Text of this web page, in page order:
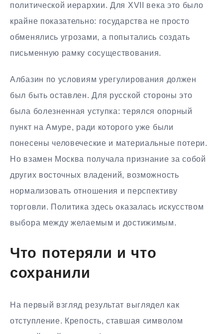
политической иерархии. Для XVII века это было
крайне показательно: государства не просто
обменялись угрозами, а попытались создать
письменную рамку сосуществования.
Албазин по условиям урегулирования должен
был быть оставлен. Для русской стороны это
была болезненная уступка: терялся опорный
пункт на Амуре, ради которого уже были
понесены человеческие и материальные потери.
Но взамен Москва получала признание за собой
других восточных владений, возможность
нормализовать отношения и перспективу
торговли. Политика здесь оказалась искусством
выбора между желаемым и достижимым.
Что потеряли и что
сохранили
На первый взгляд результат выглядел как
отступление. Крепость, ставшая символом